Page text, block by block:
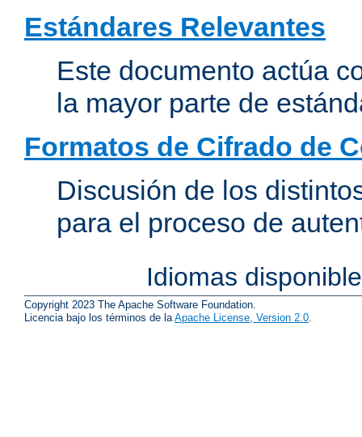
Estándares Relevantes
Este documento actúa
la mayor parte de
Formatos de Cifrado de
Discusión de los
para el proceso de
Idiomas
Copyright 2023 The Apache Software Foundation.
Licencia bajo los términos de la Apache License, Version 2.0